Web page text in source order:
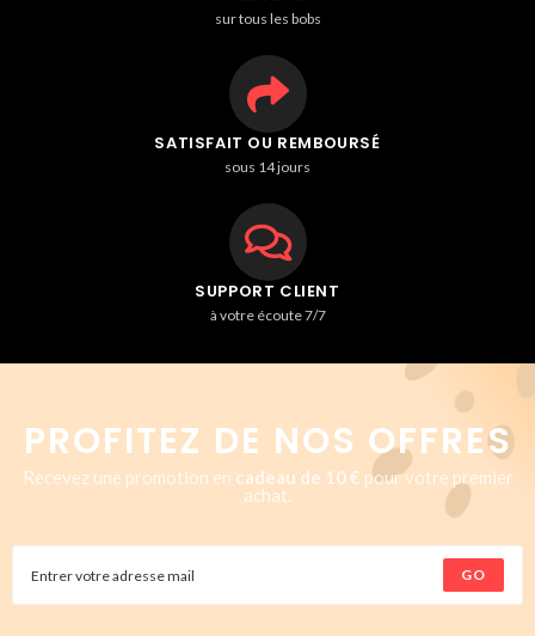
sur tous les bobs
SATISFAIT OU REMBOURSÉ
sous 14 jours
SUPPORT CLIENT
à votre écoute 7/7
PROFITEZ DE NOS OFFRES
Recevez une promotion en cadeau de 10 € pour votre premier
achat.
GO